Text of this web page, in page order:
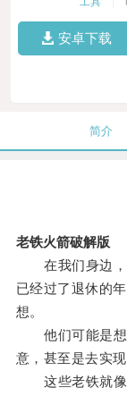
安卓下载
简介
老铁火箭破解版
在我们身边，
已经过了退休的
想。
他们可能是想
意，甚至是去实
这些老铁就像